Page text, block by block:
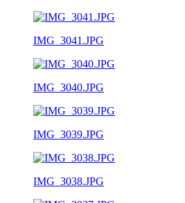
IMG_3041.JPG
IMG_3040.JPG
IMG_3039.JPG
IMG_3038.JPG